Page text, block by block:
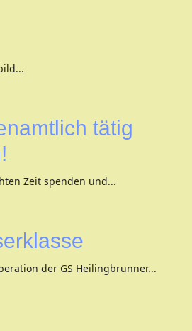
tätig
Zeit spenden und...
der GS Heilingbrunner...